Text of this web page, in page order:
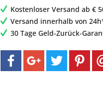
Kostenloser Versand ab €
Versand innerhalb von
30 Tage Geld-Zurück-